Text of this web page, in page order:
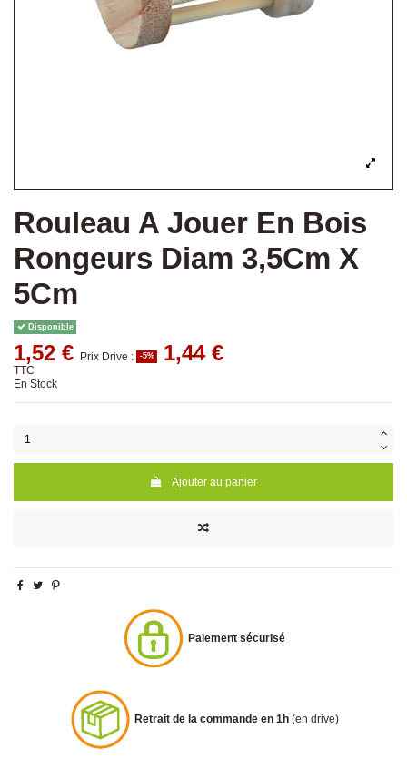
Rouleau A Jouer En Bois
Rongeurs Diam 3,5Cm X
5Cm
Disponible
1,52 € Prix Drive : -5% 1,44 €
TTC
En Stock
Ajouter au panier
Paiement sécurisé
Retrait de la commande en 1h (en drive)